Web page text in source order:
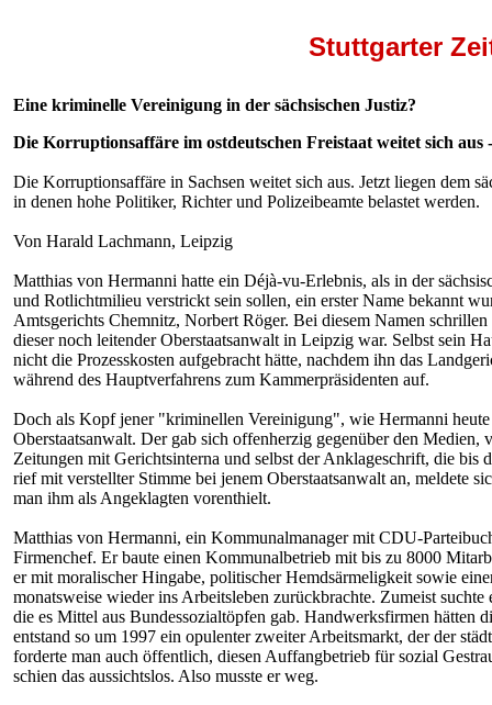
Stuttgarter
Eine kriminelle Vereinigung in der sächsischen Justiz?
Die Korruptionsaffäre im ostdeutschen Freistaat weitet sich
Die Korruptionsaffäre in Sachsen weitet sich aus. Jetzt liegen dem
in denen hohe Politiker, Richter und Polizeibeamte belastet werden.
Von Harald Lachmann, Leipzig
Matthias von Hermanni hatte ein Déjà-vu-Erlebnis, als in der
und Rotlichtmilieu verstrickt sein sollen, ein erster Name bekannt
Amtsgerichts Chemnitz, Norbert Röger. Bei diesem Namen
dieser noch leitender Oberstaatsanwalt in Leipzig war. Selbst sein
nicht die Prozesskosten aufgebracht hätte, nachdem ihn das
während des Hauptverfahrens zum Kammerpräsidenten auf.
Doch als Kopf jener "kriminellen Vereinigung", wie Hermanni heute
Oberstaatsanwalt. Der gab sich offenherzig gegenüber den
Zeitungen mit Gerichtsinterna und selbst der Anklageschrift, die bis
rief mit verstellter Stimme bei jenem Oberstaatsanwalt an, meldete
man ihm als Angeklagten vorenthielt.
Matthias von Hermanni, ein Kommunalmanager mit CDU-
Firmenchef. Er baute einen Kommunalbetrieb mit bis zu 8000
er mit moralischer Hingabe, politischer Hemdsärmeligkeit sowie
monatsweise wieder ins Arbeitsleben zurückbrachte. Zumeist
die es Mittel aus Bundessozialtöpfen gab. Handwerksfirmen hätten
entstand so um 1997 ein opulenter zweiter Arbeitsmarkt, der der
forderte man auch öffentlich, diesen Auffangbetrieb für sozial
schien das aussichtslos. Also musste er weg.